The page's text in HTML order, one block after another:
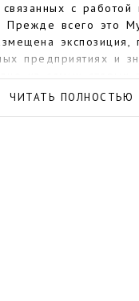
связанных с
всего это
экспозиция,
предприятиях и
из самых старых
есть
был открыт в
ЧИТАТЬ ПОЛНОСТЬЮ